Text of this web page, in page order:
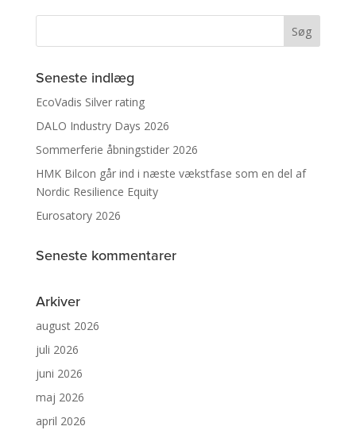
Seneste indlæg
EcoVadis Silver rating
DALO Industry Days 2026
Sommerferie åbningstider 2026
HMK Bilcon går ind i næste vækstfase som en del af
Nordic Resilience Equity
Eurosatory 2026
Seneste kommentarer
Arkiver
august 2026
juli 2026
juni 2026
maj 2026
april 2026